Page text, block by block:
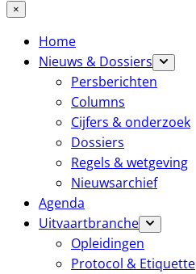
×
Home
Nieuws & Dossiers
Persberichten
Columns
Cijfers & onderzoek
Dossiers
Regels & wetgeving
Nieuwsarchief
Agenda
Uitvaartbranche
Opleidingen
Protocol & Etiquette